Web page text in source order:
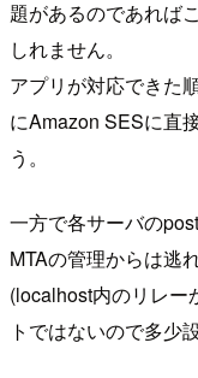
題があるのであれば
しれません。
アプリが対応できた
にAmazon SESに直
う。
一方で各サーバの
MTAの管理からは逃
(localhost内のリレー
トではないので多少